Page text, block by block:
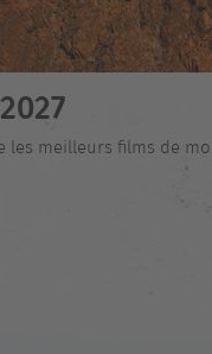
les meilleurs films de